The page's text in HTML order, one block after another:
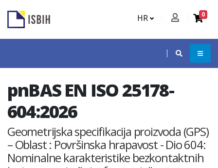
HR 0
pnBAS EN ISO 25178-
604:2026
Geometrijska specifikacija proizvoda (GPS)
– Oblast : Površinska hrapavost - Dio 604:
Nominalne karakteristike bezkontaktnih